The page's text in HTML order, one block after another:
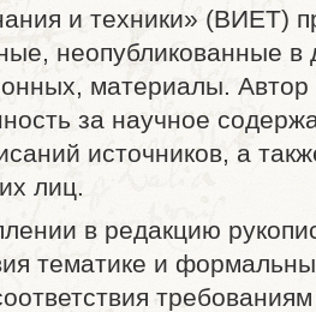
и техники» (ВИЕТ)
неопубликованные в
материалы.
за научное
источников, а
лиц.
в редакцию
тематике и